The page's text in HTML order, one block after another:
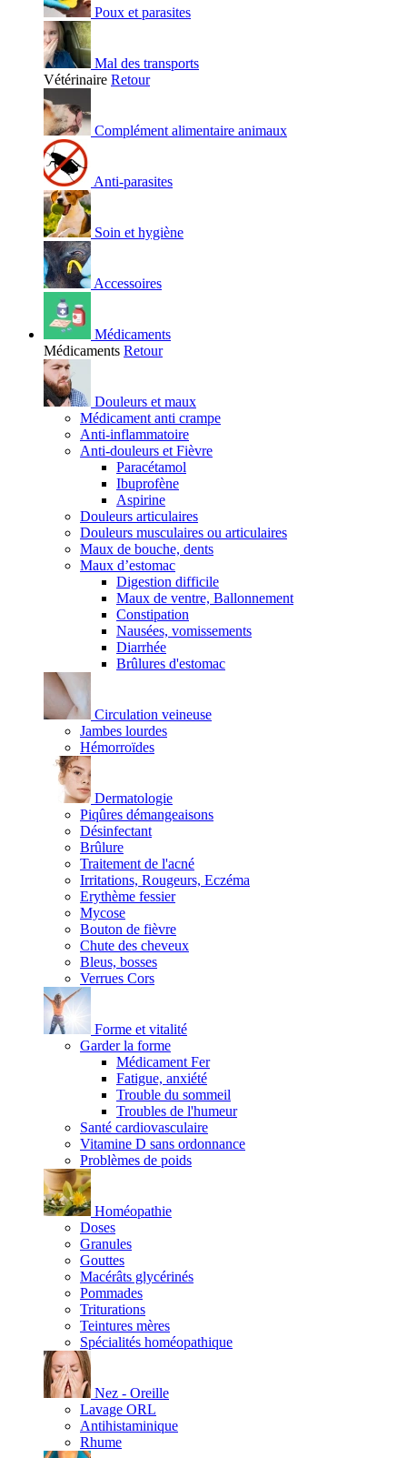
Poux et parasites
Mal des transports
Vétérinaire Retour
Complément alimentaire animaux
Anti-parasites
Soin et hygiène
Accessoires
Médicaments
Médicaments Retour
Douleurs et maux
Médicament anti crampe
Anti-inflammatoire
Anti-douleurs et Fièvre
Paracétamol
Ibuprofène
Aspirine
Douleurs articulaires
Douleurs musculaires ou articulaires
Maux de bouche, dents
Maux d’estomac
Digestion difficile
Maux de ventre, Ballonnement
Constipation
Nausées, vomissements
Diarrhée
Brûlures d'estomac
Circulation veineuse
Jambes lourdes
Hémorroïdes
Dermatologie
Piqûres démangeaisons
Désinfectant
Brûlure
Traitement de l'acné
Irritations, Rougeurs, Eczéma
Erythème fessier
Mycose
Bouton de fièvre
Chute des cheveux
Bleus, bosses
Verrues Cors
Forme et vitalité
Garder la forme
Médicament Fer
Fatigue, anxiété
Trouble du sommeil
Troubles de l'humeur
Santé cardiovasculaire
Vitamine D sans ordonnance
Problèmes de poids
Homéopathie
Doses
Granules
Gouttes
Macérâts glycérinés
Pommades
Triturations
Teintures mères
Spécialités homéopathique
Nez - Oreille
Lavage ORL
Antihistaminique
Rhume